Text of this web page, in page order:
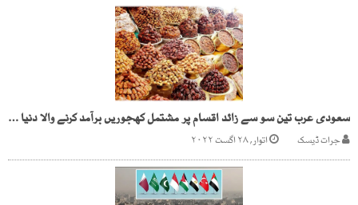
سعودی عرب تین سو سے زائد اقسام پر مشتمل کھجوریں برآمد کرنے والا دنیا کا پہلا ملک
جرات ڈیسک اتوار, ۲۸ اگست ۲۰۲۲